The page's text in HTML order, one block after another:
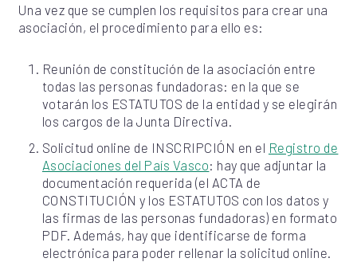
Una vez que se cumplen los requisitos para crear una
asociación, el procedimiento para ello es:
Reunión de constitución de la asociación entre
todas las personas fundadoras: en la que se
votarán los ESTATUTOS de la entidad y se elegirán
los cargos de la Junta Directiva.
Solicitud online de INSCRIPCIÓN en el Registro de
Asociaciones del País Vasco: hay que adjuntar la
documentación requerida (el ACTA de
CONSTITUCIÓN y los ESTATUTOS con los datos y
las firmas de las personas fundadoras) en formato
PDF. Además, hay que identificarse de forma
electrónica para poder rellenar la solicitud online.